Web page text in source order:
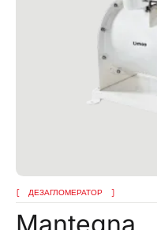
ДЕЗАГЛОМЕРАТОР